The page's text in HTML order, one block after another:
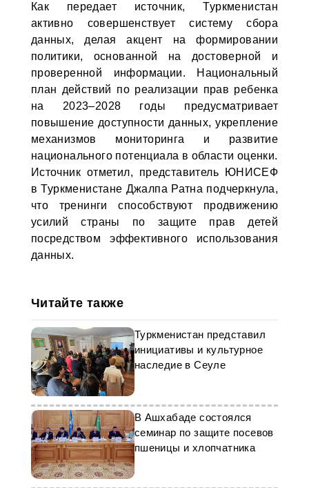
Как передает источник, Туркменистан
активно совершенствует систему сбора
данных, делая акцент на формировании
политики, основанной на достоверной и
проверенной информации. Национальный
план действий по реализации прав ребенка
на 2023–2028 годы предусматривает
повышение доступности данных, укрепление
механизмов мониторинга и развитие
национального потенциала в области оценки.
Источник отметил, представитель ЮНИСЕФ
в Туркменистане Джалпа Ратна подчеркнула,
что тренинги способствуют продвижению
усилий страны по защите прав детей
посредством эффективного использования
данных.
Читайте также
Туркменистан представил
инициативы и культурное
наследие в Сеуле
В Ашхабаде состоялся
семинар по защите посевов
пшеницы и хлопчатника